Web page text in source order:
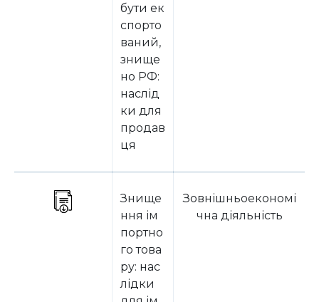
бути ек
спорто
ваний,
знище
но РФ:
наслід
ки для
продав
ця
Знище
ння ім
портно
го това
ру: нас
лідки
Зовнішньоекономі
чна діяльність